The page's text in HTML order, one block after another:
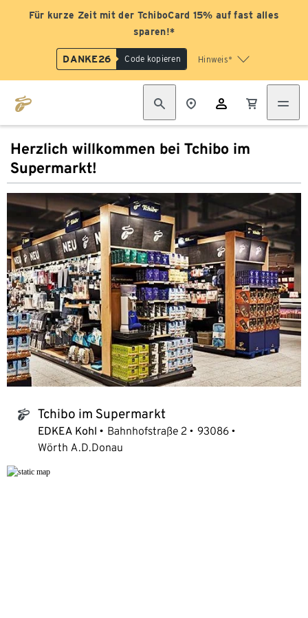
Für kurze Zeit mit der TchiboCard 15% auf fast alles
sparen!*
DANKE26 Code kopieren Hinweis*
Herzlich willkommen bei Tchibo im
Supermarkt!
tchibo_logo Tchibo im Supermarkt
EDKEA Kohl Bahnhofstraße 2
93086
Wörth A.D.Donau